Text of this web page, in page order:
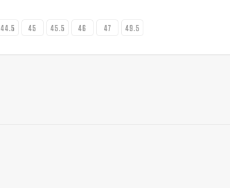
44.5 45 45.5 46 47 49.5